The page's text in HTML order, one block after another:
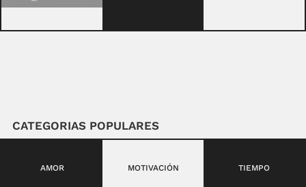
CATEGORIAS POPULARES
AMOR MOTIVACIÓN TIEMPO